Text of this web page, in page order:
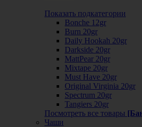
Показать подкатегории
Bonche 12gr
Burn 20gr
Daily Hookah 20gr
Darkside 20gr
MattPear 20gr
Mixtape 20gr
Must Have 20gr
Original Virginia 20gr
Spectrum 20gr
Tangiers 20gr
Посмотреть все товары
Чаши